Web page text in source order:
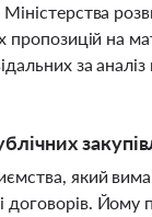
на
за
який
Йому